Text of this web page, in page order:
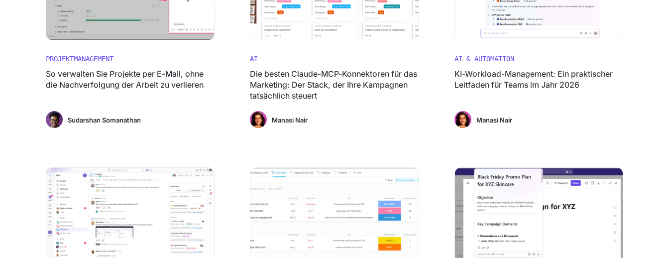
PROJEKTMANAGEMENT
So verwalten Sie Projekte per E-Mail, ohne
die Nachverfolgung der Arbeit zu verlieren
Sudarshan Somanathan
AI
Die besten Claude-MCP-Konnektoren für das
Marketing: Der Stack, der Ihre Kampagnen
tatsächlich steuert
Manasi Nair
AI & AUTOMATION
KI-Workload-Management: Ein praktischer
Leitfaden für Teams im Jahr 2026
Manasi Nair